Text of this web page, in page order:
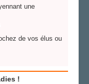
une
de vos élus ou
!